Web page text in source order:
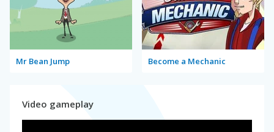
Mr Bean Jump Become a Mechanic
Video gameplay